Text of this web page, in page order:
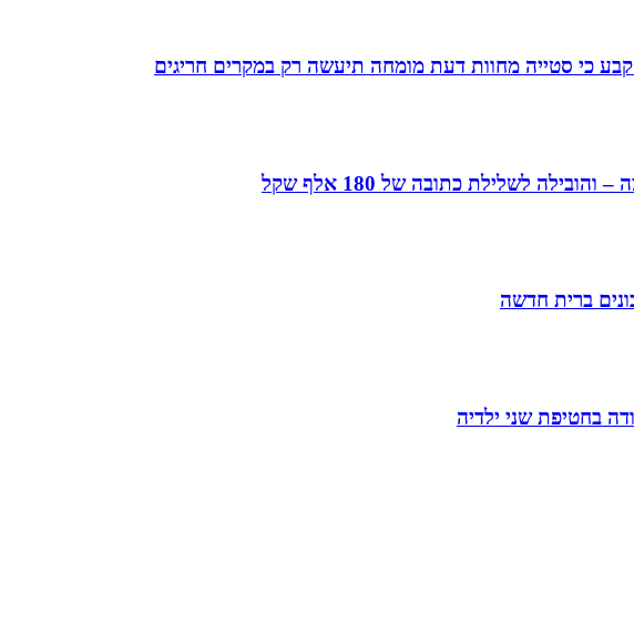
כי סטייה מחוות דעת מומחה תיעשה רק במקרים חריגים
לשלילת כתובה של 180 אלף שקל
ברית חדשה
בחטיפת שני ילדיה